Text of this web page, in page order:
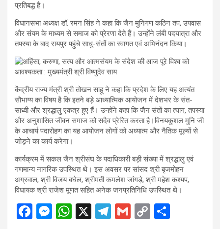
प्रतिबद्ध है।
विधानसभा अध्यक्ष डॉ. रमन सिंह ने कहा कि जैन मुनिगण कठिन तप, उपवास
और संयम के माध्यम से समाज को प्रेरणा देते हैं। उन्होंने लंबी पदयात्रा और
तपस्या के बाद रायपुर पहुंचे साधु-संतों का स्वागत एवं अभिनंदन किया।
केंद्रीय राज्य मंत्री श्री तोखन साहू ने कहा कि प्रदेश के लिए यह अत्यंत
सौभाग्य का विषय है कि इतने बड़े आध्यात्मिक आयोजन में देशभर के संत-
साध्वी और श्रद्धालु एकत्र हुए हैं। उन्होंने कहा कि जैन संतों का त्याग, तपस्या
और अनुशासित जीवन समाज को सदैव प्रेरित करता है।विनयकुशल मुनि जी
के आचार्य पदारोहण का यह आयोजन लोगों को अध्यात्म और नैतिक मूल्यों से
जोड़ने का कार्य करेगा।
कार्यक्रम में सकल जैन श्रीसंघ के पदाधिकारी बड़ी संख्या में श्रद्धालु एवं
गणमान्य नागरिक उपस्थित थे। इस अवसर पर सांसद श्री बृजमोहन
अग्रवाल, श्री विजय बघेल, श्रीमती कमलेश जांगड़े, श्री महेश कश्यप,
विधायक श्री राजेश मूणत सहित अनेक जनप्रतिनिधि उपस्थित थे।
F
M W X
T
G
C